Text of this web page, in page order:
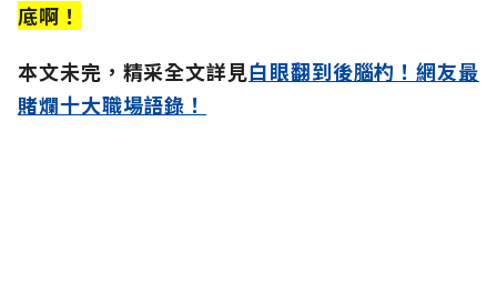
底啊！
本文未完，精采全文詳見白眼翻到後腦杓！網友最
賭爛十大職場語錄！